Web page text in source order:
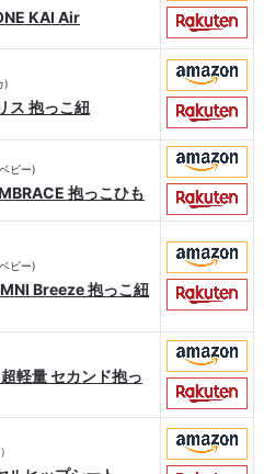
KAI Air
)
ス 抱っこ紐
ビー)
抱っこひも
ビー)
Breeze 抱っこ紐
軽量 セカンド抱っ